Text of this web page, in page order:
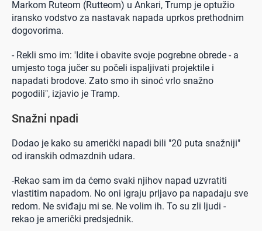
Markom Ruteom (Rutteom) u Ankari, Trump je optužio
iransko vodstvo za nastavak napada uprkos prethodnim
dogovorima.
- Rekli smo im: 'Idite i obavite svoje pogrebne obrede - a
umjesto toga jučer su počeli ispaljivati projektile i
napadati brodove. Zato smo ih sinoć vrlo snažno
pogodili", izjavio je Tramp.
Snažni npadi
Dodao je kako su američki napadi bili "20 puta snažniji"
od iranskih odmazdnih udara.
-Rekao sam im da ćemo svaki njihov napad uzvratiti
vlastitim napadom. No oni igraju prljavo pa napadaju sve
redom. Ne sviđaju mi se. Ne volim ih. To su zli ljudi -
rekao je američki predsjednik.